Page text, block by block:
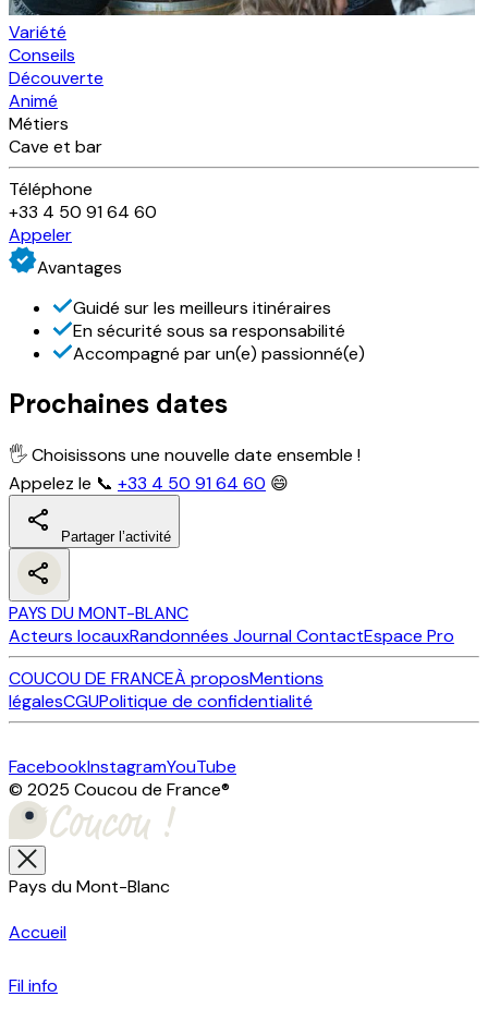
Variété
Conseils
Découverte
Animé
Métiers
Cave et bar
Téléphone
+33 4 50 91 64 60
Appeler
Avantages
Guidé sur les meilleurs itinéraires
En sécurité sous sa responsabilité
Accompagné par un(e) passionné(e)
Prochaines dates
🖐 Choisissons une nouvelle date ensemble !
Appelez le 📞 +33 4 50 91 64 60 😄
Partager l’activité
PAYS DU MONT-BLANC
Acteurs locauxRandonnées JournalContactEspace Pro
COUCOU DE FRANCEÀ proposMentions
légalesCGUPolitique de confidentialité
FacebookInstagramYouTube
© 2025 Coucou de France®
Pays du Mont-Blanc
Accueil
Fil info